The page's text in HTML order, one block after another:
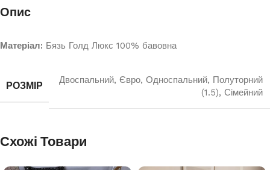
Опис
Матеріал: Бязь Голд Люкс 100% бавовна
РОЗМІР
Двоспальний, Євро, Односпальний, Полуторний
(1.5), Сімейний
Схожі Товари